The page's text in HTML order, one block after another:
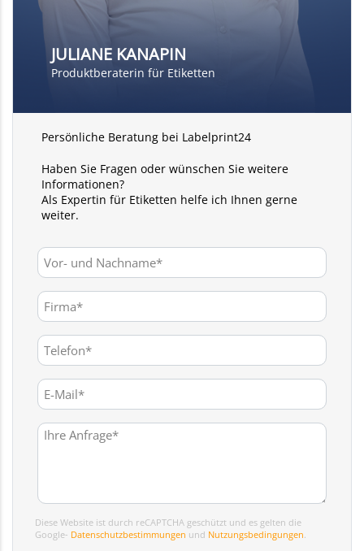
JULIANE KANAPIN
Produktberaterin für Etiketten
Persönliche Beratung bei Labelprint24
Haben Sie Fragen oder wünschen Sie weitere
Informationen?
Als Expertin für Etiketten helfe ich Ihnen gerne
weiter.
Diese Website ist durch reCAPTCHA geschützt und es gelten die
Google- Datenschutzbestimmungen und Nutzungsbedingungen.